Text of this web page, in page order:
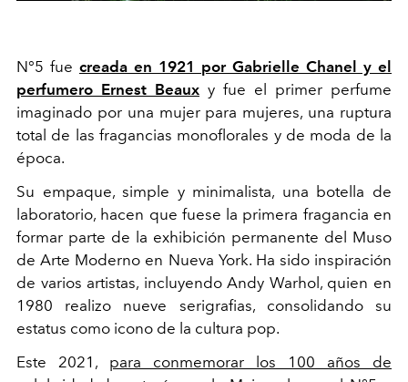
N°5 fue creada en 1921 por Gabrielle Chanel y el
perfumero Ernest Beaux y fue el primer perfume
imaginado por una mujer para mujeres, una ruptura
total de las fragancias monoflorales y de moda de la
época.
Su empaque, simple y minimalista, una botella de
laboratorio, hacen que fuese la primera fragancia en
formar parte de la exhibición permanente del Muso
de Arte Moderno en Nueva York. Ha sido inspiración
de varios artistas, incluyendo Andy Warhol, quien en
1980 realizo nueve serigrafias, consolidando su
estatus como icono de la cultura pop.
Este 2021, para conmemorar los 100 años de